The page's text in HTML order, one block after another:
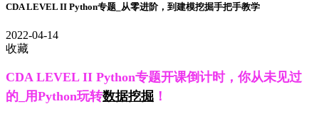
CDA LEVEL II Python专题_从零进阶，到建模挖掘手把手教学
2022-04-14
收藏
CDA LEVEL II Python专题开课倒计时，你从未见过
的 用Python玩转数据挖掘 ！